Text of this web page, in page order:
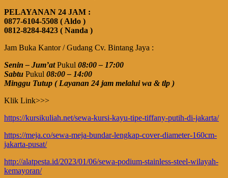
PELAYANAN 24 JAM :
0877-6104-5508 ( Aldo )
0812-8284-8423 ( Nanda )
Jam Buka Kantor / Gudang Cv. Bintang Jaya :
Senin – Jum’atPukul 08:00 – 17:00
Sabtu Pukul 08:00 – 14:00
Minggu Tutup ( Layanan 24 jam melalui wa & tlp )
Klik Link>>>
https://kursikuliah.net/sewa-kursi-kayu-tipe-tiffany-putih-di-jakarta/
https://meja.co/sewa-meja-bundar-lengkap-cover-diameter-160cm-
jakarta-pusat/
http://alatpesta.id/2023/01/06/sewa-podium-stainless-steel-wilayah-
kemayoran/